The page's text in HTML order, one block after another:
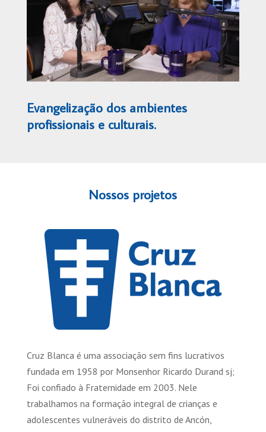
Evangelização dos ambientes
profissionais e culturais.
Nossos projetos
Cruz Blanca é uma associação sem fins lucrativos
fundada em 1958 por Monsenhor Ricardo Durand sj;
Foi confiado à Fraternidade em 2003. Nele
trabalhamos na formação integral de crianças e
adolescentes vulneráveis ​​do distrito de Ancón,